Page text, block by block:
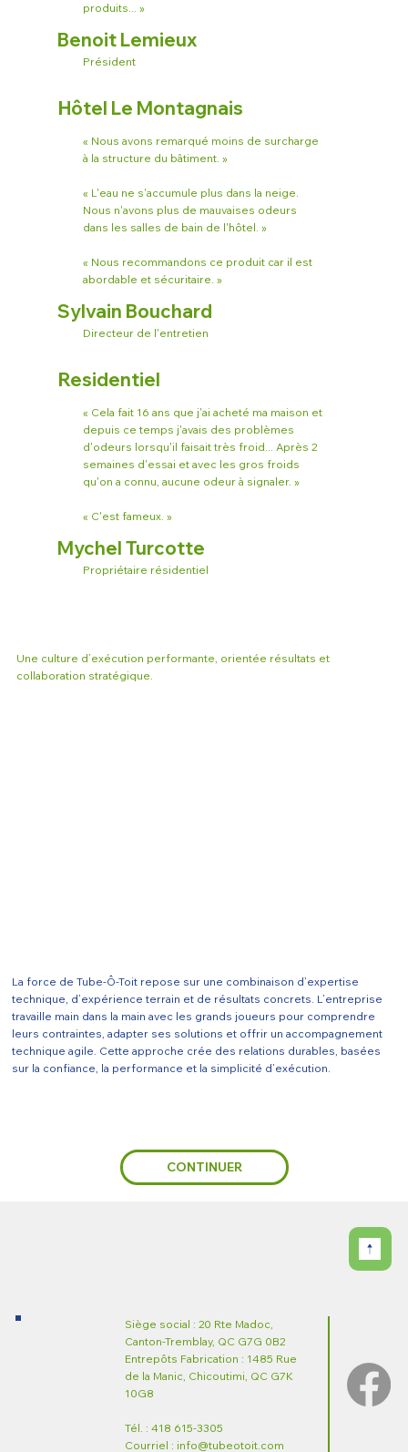
produits... »
Benoit Lemieux
Président
Hôtel Le Montagnais
« Nous avons remarqué moins de surcharge
à la structure du bâtiment. »
« L'eau ne s'accumule plus dans la neige.
Nous n'avons plus de mauvaises odeurs
dans les salles de bain de l'hôtel. »
« Nous recommandons ce produit car il est
abordable et sécuritaire. »
Sylvain Bouchard
Directeur de l'entretien
Residentiel
« Cela fait 16 ans que j'ai acheté ma maison et
depuis ce temps j'avais des problèmes
d'odeurs lorsqu'il faisait très froid... Après 2
semaines d'essai et avec les gros froids
qu'on a connu, aucune odeur à signaler. »
« C'est fameux. »
Mychel Turcotte
Propriétaire résidentiel
Une culture d’exécution performante, orientée résultats et
collaboration stratégique.
La force de Tube-Ô-Toit repose sur une combinaison d’expertise
technique, d’expérience terrain et de résultats concrets. L’entreprise
travaille main dans la main avec les grands joueurs pour comprendre
leurs contraintes, adapter ses solutions et offrir un accompagnement
technique agile. Cette approche crée des relations durables, basées
sur la confiance, la performance et la simplicité d’exécution.
CONTINUER
Siège social : 20 Rte Madoc,
Canton-Tremblay, QC G7G 0B2
Entrepôts Fabrication : 1485 Rue
de la Manic, Chicoutimi, QC G7K
10G8
Tél. : 418 615-3305
Courriel : info@tubeotoit.com